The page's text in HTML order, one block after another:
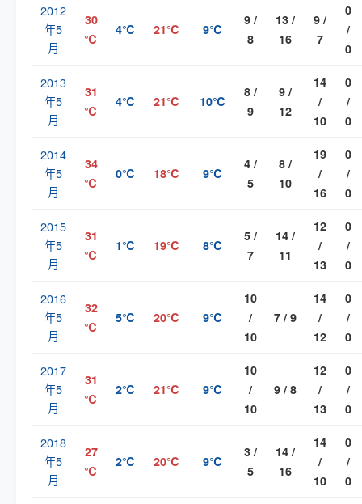
2012
年5
月
30
℃
4℃ 21℃ 9℃
9 /
8
13 /
16
9 /
7
0
/
0
2013
年5
月
31
℃
4℃ 21℃ 10℃
8 /
9
9 /
12
14
/
10
0
/
0
2014
年5
月
34
℃
0℃ 18℃ 9℃
4 /
5
8 /
10
19
/
16
0
/
0
2015
年5
月
31
℃
1℃ 19℃ 8℃
5 /
7
14 /
11
12
/
13
0
/
0
2016
年5
月
32
℃
5℃ 20℃ 9℃
10
/
10
7 / 9
14
/
12
0
/
0
2017
年5
月
31
℃
2℃ 21℃ 9℃
10
/
10
9 / 8
12
/
13
0
/
0
2018
年5
月
27
℃
2℃ 20℃ 9℃
3 /
5
14 /
16
14
/
10
0
/
0